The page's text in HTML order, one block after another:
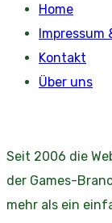
Home
Impressum
Kontakt
Über uns
Seit 2006 die
der Games-
mehr als ein